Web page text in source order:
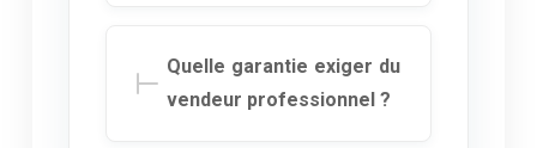
Quelle garantie exiger du
vendeur professionnel ?